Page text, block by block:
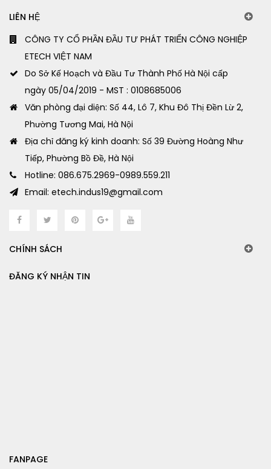
LIÊN HỆ
CÔNG TY CỔ PHẦN ĐẦU TƯ PHÁT TRIỂN CÔNG NGHIỆP
ETECH VIỆT NAM
Do Sở Kế Hoạch và Đầu Tư Thành Phố Hà Nội cấp
ngày 05/04/2019 - MST : 0108685006
Văn phòng đại diện: Số 44, Lô 7, Khu Đô Thị Đền Lừ 2,
Phường Tương Mai, Hà Nội
Địa chỉ đăng ký kinh doanh: Số 39 Đường Hoàng Như
Tiếp, Phường Bồ Đề, Hà Nội
Hotline: 086.675.2969-0989.559.211
Email: etech.indus19@gmail.com
CHÍNH SÁCH
ĐĂNG KÝ NHẬN TIN
FANPAGE